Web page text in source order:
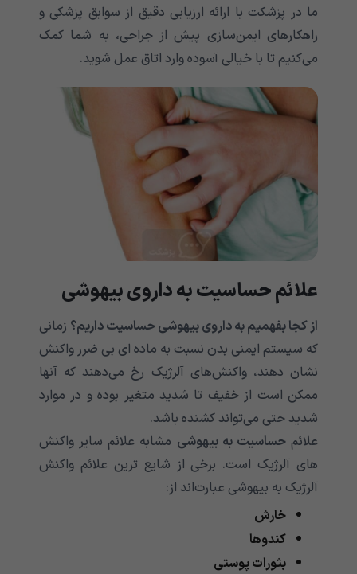
ما در پزشکت با ارائه ارزیابی دقیق از سوابق پزشکی و
راهکارهای ایمن‌سازی پیش از جراحی، به شما کمک
می‌کنیم تا با خیالی آسوده وارد اتاق عمل شوید.
علائم حساسیت به داروی بیهوشی
از کجا بفهمیم به داروی بیهوشی حساسیت داریم؟ زمانی
که سیستم ایمنی بدن نسبت به ماده‌ ای بی ضرر واکنش
نشان دهند، واکنش‌های آلرژیک رخ می‌‌‌‌‌‌‌‌‌‌‌‌‌‌‌‌‌‌‌‌‌‌‌‌‌‌‌‌‌‌‌‌‌‌‌‌‌‌‌‌‌‌‌دهند که آنها
ممکن است از خفیف تا شدید متغیر بوده و در موارد
شدید حتی می‌‌‌‌‌‌‌‌‌‌‌‌‌‌‌‌‌‌‌‌‌‌‌‌‌‌‌‌‌‌‌‌‌‌‌‌‌‌‌‌‌‌‌تواند کشنده باشد.
علائمحساسیت به بیهوشی مشابه علائم سایر واکنش
های آلرژیک است. برخی از شایع ترین علائم واکنش
آلرژیک به بیهوشی عبارت‌اند از:
خارش
کندوها
بثورات پوستی